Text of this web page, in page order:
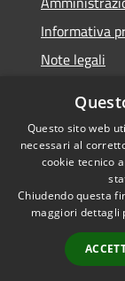
Informativa
Note legali
Accessibilità
Privacy
Mappa del sito
Questo sito web
necessari al
cookie tecnico
Chiudendo questa
maggiori dettagli